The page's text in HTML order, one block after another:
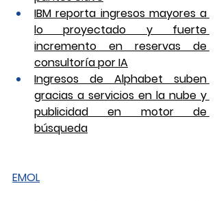
IBM reporta ingresos mayores a
lo proyectado y fuerte
incremento en reservas de
consultoría por IA
Ingresos de Alphabet suben
gracias a servicios en la nube y
publicidad en motor de
búsqueda
EMOL